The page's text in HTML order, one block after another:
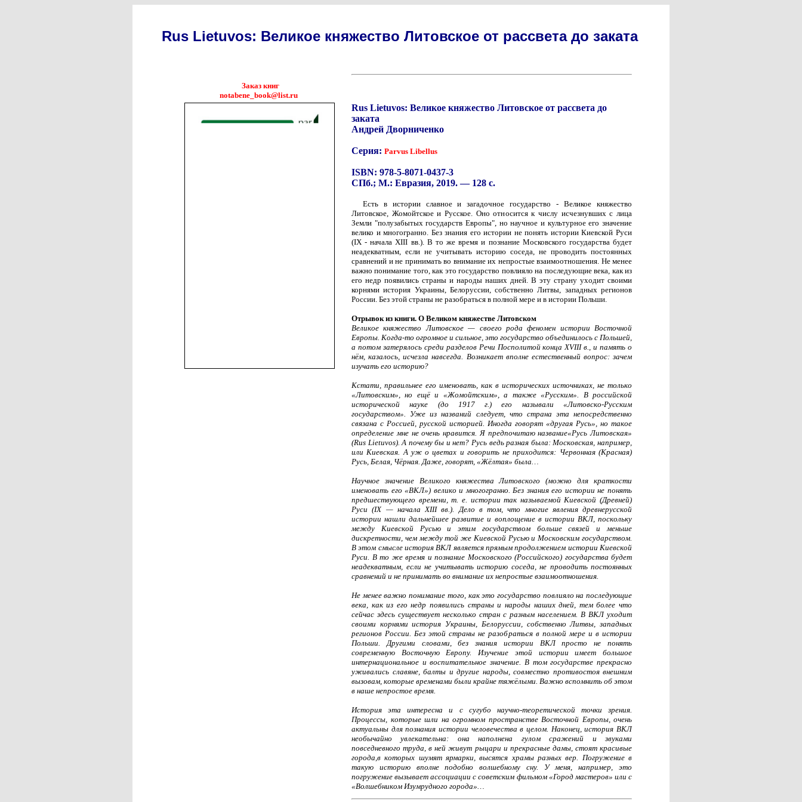
Rus Lietuvos: Великое княжество Литовское от рассвета до заката
Заказ книг
notabene_book@list.ru
Rus Lietuvos: Великое княжество Литовское от рассвета до
заката
Андрей Дворниченко
Серия: Parvus Libellus
ISBN: 978-5-8071-0437-3
СПб.; М.: Евразия, 2019. — 128 с.
Есть в истории славное и загадочное государство - Великое княжество
Литовское, Жомойтское и Русское. Оно относится к числу исчезнувших с лица
Земли "полузабытых государств Европы", но научное и культурное его значение
велико и многогранно. Без знания его истории не понять истории Киевской Руси
(IX - начала XIII вв.). В то же время и познание Московского государства будет
неадекватным, если не учитывать историю соседа, не проводить постоянных
сравнений и не принимать во внимание их непростые взаимоотношения. Не менее
важно понимание того, как это государство повлияло на последующие века, как из
его недр появились страны и народы наших дней. В эту страну уходит своими
корнями история Украины, Белоруссии, собственно Литвы, западных регионов
России. Без этой страны не разобраться в полной мере и в истории Польши.
Отрывок из книги. О Великом княжестве Литовском
Великое княжество Литовское — своего рода феномен истории Восточной
Европы. Когда-то огромное и сильное, это государство объединилось с Польшей,
а потом затерялось среди разделов Речи Посполитой конца XVIII в., и память о
нём, казалось, исчезла навсегда. Возникает вполне естественный вопрос: зачем
изучать его историю?
Кстати, правильнее его именовать, как в исторических источниках, не только
«Литовским», но ещё и «Жомойтским», а также «Русским». В российской
исторической науке (до 1917 г.) его называли «Литовско-Русским
государством». Уже из названий следует, что страна эта непосредственно
связана с Россией, русской историей. Иногда говорят «другая Русь», но такое
определение мне не очень нравится. Я предпочитаю название«Русь Литовская»
(Rus Lietuvos). А почему бы и нет? Русь ведь разная была: Московская, например,
или Киевская. А уж о цветах и говорить не приходится: Червонная (Красная)
Русь, Белая, Чёрная. Даже, говорят, «Жёлтая» была…
Научное значение Великого княжества Литовского (можно для краткости
именовать его «ВКЛ») велико и многогранно. Без знания его истории не понять
предшествующего времени, т. е. истории так называемой Киевской (Древней)
Руси (IX — начала XIII вв.). Дело в том, что многие явления древнерусской
истории нашли дальнейшее развитие и воплощение в истории ВКЛ, поскольку
между Киевской Русью и этим государством больше связей и меньше
дискретности, чем между той же Киевской Русью и Московским государством.
В этом смысле история ВКЛ является прямым продолжением истории Киевской
Руси. В то же время и познание Московского (Российского) государства будет
неадекватным, если не учитывать историю соседа, не проводить постоянных
сравнений и не принимать во внимание их непростые взаимоотношения.
Не менее важно понимание того, как это государство повлияло на последующие
века, как из его недр появились страны и народы наших дней, тем более что
сейчас здесь существует несколько стран с разным населением. В ВКЛ уходит
своими корнями история Украины, Белоруссии, собственно Литвы, западных
регионов России. Без этой страны не разобраться в полной мере и в истории
Польши. Другими словами, без знания истории ВКЛ просто не понять
современную Восточную Европу. Изучение этой истории имеет большое
интернациональное и воспитательное значение. В том государстве прекрасно
уживались славяне, балты и другие народы, совместно противостоя внешним
вызовам, которые временами были крайне тяжёлыми. Важно вспомнить об этом
в наше непростое время.
История эта интересна и с сугубо научно-теоретической точки зрения.
Процессы, которые шли на огромном пространстве Восточной Европы, очень
актуальны для познания истории человечества в целом. Наконец, история ВКЛ
необычайно увлекательна: она наполнена гулом сражений и звуками
повседневного труда, в ней живут рыцари и прекрасные дамы, стоят красивые
города,в которых шумят ярмарки, высятся храмы разных вер. Погружение в
такую историю вполне подобно волшебному сну. У меня, например, это
погружение вызывает ассоциации с советским фильмом «Город мастеров» или с
«Волшебником Изумрудного города»…